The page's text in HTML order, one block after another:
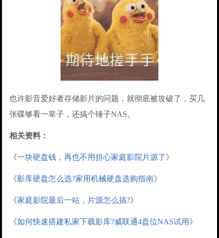
也许影音爱好者存储影片的问题，就彻底被攻破了，买几
张碟够看一辈子，还搞个锤子NAS。
相关资料：
《一块硬盘钱，再也不用担心家庭影院片源了》
《影库硬盘怎么选?家用机械硬盘选购指南》
《家庭影院最后一站，片源怎么搞?》
《如何快速搭建私家下载影库?威联通4盘位NAS试用 》